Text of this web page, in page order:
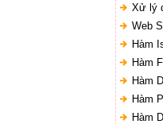
Xử lý
Web
Hàm
Hàm
Hàm
Hàm
Hàm